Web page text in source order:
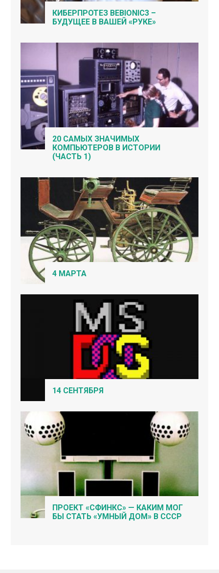
КИБЕРПРОТЕЗ BEBIONIC3 –
БУДУЩЕЕ В ВАШЕЙ «РУКЕ»
20 САМЫХ ЗНАЧИМЫХ
КОМПЬЮТЕРОВ В ИСТОРИИ
(ЧАСТЬ 1)
4 МАРТА
14 СЕНТЯБРЯ
ПРОЕКТ «СФИНКС» — КАКИМ МОГ
БЫ СТАТЬ «УМНЫЙ ДОМ» В СССР